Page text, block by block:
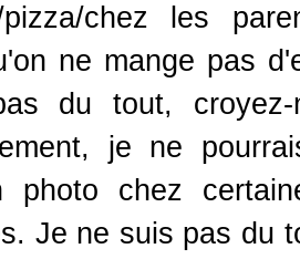
pizza/chez les
ne mange pas
du tout,
je ne
photo chez
Je ne suis pas du